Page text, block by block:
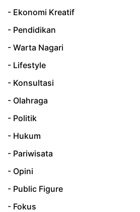
- Ekonomi Kreatif
- Pendidikan
- Warta Nagari
- Lifestyle
- Konsultasi
- Olahraga
- Politik
- Hukum
- Pariwisata
- Opini
- Public Figure
- Fokus